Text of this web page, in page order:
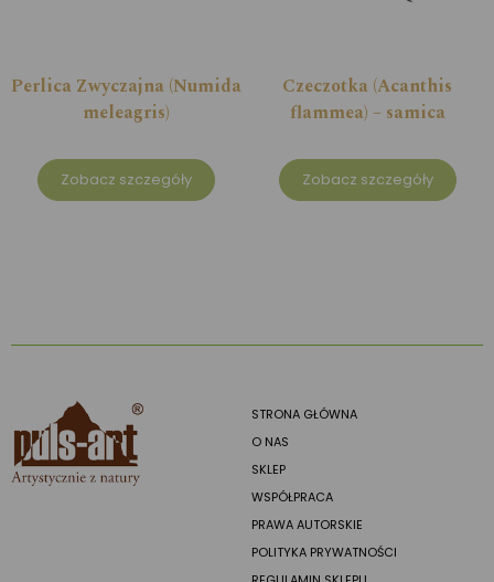
Perlica Zwyczajna (Numida
meleagris)
Zobacz szczegóły
Czeczotka (Acanthis
flammea) – samica
Zobacz szczegóły
STRONA GŁÓWNA
O NAS
SKLEP
WSPÓŁPRACA
PRAWA AUTORSKIE
POLITYKA PRYWATNOŚCI